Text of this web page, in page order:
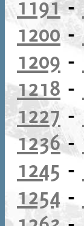
1191-
1200 -
1209 -
1218 -
1227-
1236-
1245 -
1254 -